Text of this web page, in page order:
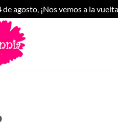
agosto, ¡Nos vemos a la